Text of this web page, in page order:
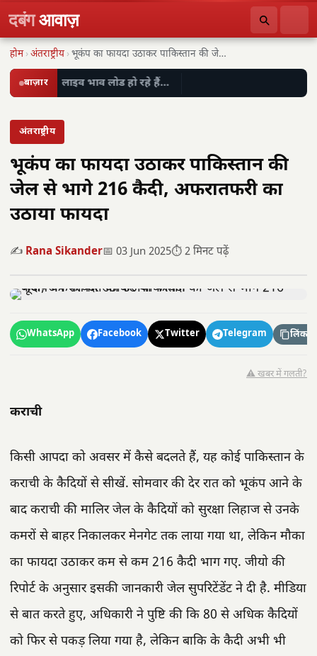
दबंगआवाज़
होम ›अंतराष्ट्रीय › भूकंप का फायदा उठाकर पाकिस्तान की जेल से…
बाज़ार लाइव भाव लोड हो रहे हैं…
अंतराष्ट्रीय
भूकंप का फायदा उठाकर पाकिस्तान की
जेल से भागे 216 कैदी, अफरातफरी का
उठाया फायदा
✍️ Rana Sikander📅 03 Jun 2025⏱️ 2 मिनट पढ़ें
WhatsApp Facebook Twitter Telegram लिंक
⚠️ खबर में गलती?
कराची
किसी आपदा को अवसर में कैसे बदलते हैं, यह कोई पाकिस्तान के
कराची के कैदियों से सीखें. सोमवार की देर रात को भूकंप आने के
बाद कराची की मालिर जेल के कैदियों को सुरक्षा लिहाज से उनके
कमरों से बाहर निकालकर मेनगेट तक लाया गया था, लेकिन मौका
का फायदा उठाकर कम से कम 216 कैदी भाग गए. जीयो की
रिपोर्ट के अनुसार इसकी जानकारी जेल सुपरिटेंडेंट ने दी है. मीडिया
से बात करते हुए, अधिकारी ने पुष्टि की कि 80 से अधिक कैदियों
को फिर से पकड़ लिया गया है, लेकिन बाकि के कैदी अभी भी